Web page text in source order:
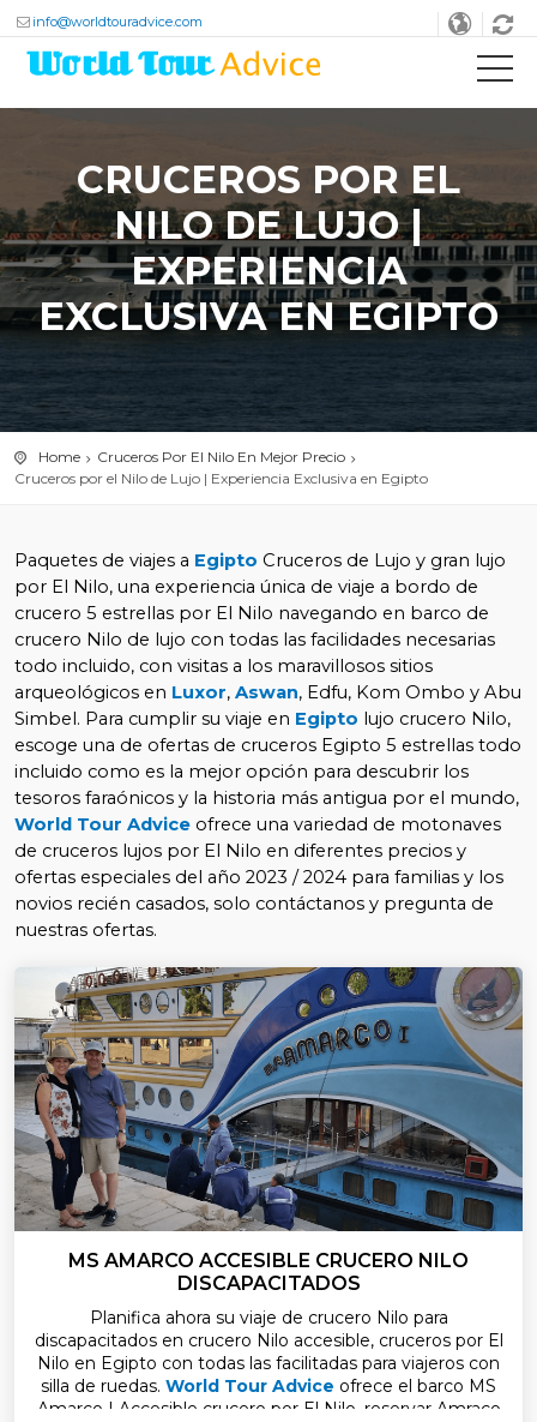
info@worldtouradvice.com
CRUCEROS POR EL
NILO DE LUJO |
EXPERIENCIA
EXCLUSIVA EN EGIPTO
Home
Cruceros Por El Nilo En Mejor Precio
Cruceros por el Nilo de Lujo | Experiencia Exclusiva en Egipto
Paquetes de viajes a Egipto Cruceros de Lujo y gran lujo
por El Nilo, una experiencia única de viaje a bordo de
crucero 5 estrellas por El Nilo navegando en barco de
crucero Nilo de lujo con todas las facilidades necesarias
todo incluido, con visitas a los maravillosos sitios
arqueológicos en Luxor, Aswan, Edfu, Kom Ombo y Abu
Simbel. Para cumplir su viaje en Egipto lujo crucero Nilo,
escoge una de ofertas de cruceros Egipto 5 estrellas todo
incluido como es la mejor opción para descubrir los
tesoros faraónicos y la historia más antigua por el mundo,
World Tour Advice ofrece una variedad de motonaves
de cruceros lujos por El Nilo en diferentes precios y
ofertas especiales del año 2023 / 2024 para familias y los
novios recién casados, solo contáctanos y pregunta de
nuestras ofertas.
MS AMARCO ACCESIBLE CRUCERO NILO
DISCAPACITADOS
Planifica ahora su viaje de crucero Nilo para
discapacitados en crucero Nilo accesible, cruceros por El
Nilo en Egipto con todas las facilitadas para viajeros con
silla de ruedas. World Tour Advice ofrece el barco MS
Amarco I Accesible crucero por El Nilo, reservar Amraco